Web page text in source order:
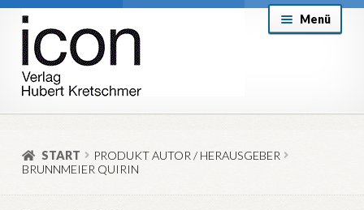
Zur
Navigation
springen
Zum
Inhalt
springen
Menü
About
Versand & Lieferung
START
PRODUKT AUTOR / HERAUSGEBER
BRUNNMEIER QUIRIN